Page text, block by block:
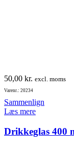
50,00 kr. excl. moms
Varenr.: 20234
Sammenlign
Læs mere
Drikkeglas 400